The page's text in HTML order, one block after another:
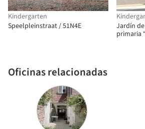
Kindergarten
Speelpleinstraat / 51N4E
Jardín
primaria
Oficinas relacionadas